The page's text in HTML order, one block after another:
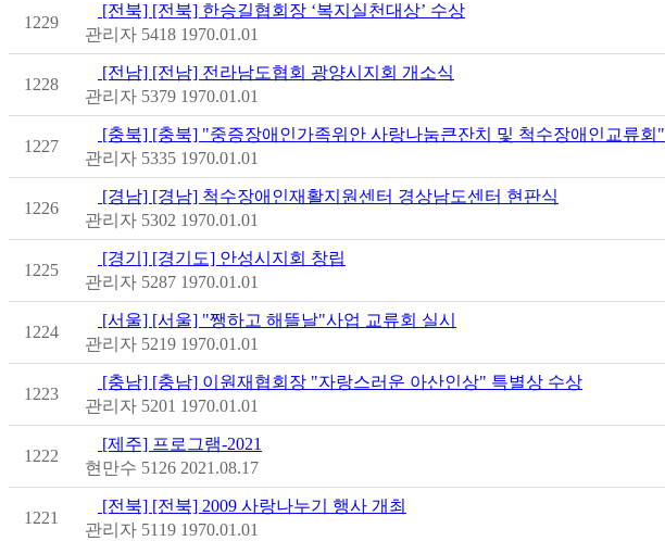
1229
[전북] [전북] 한승길협회장 ‘복지실천대상’ 수상
관리자 5418 1970.01.01
1228
[전남] [전남] 전라남도협회 광양시지회 개소식
관리자 5379 1970.01.01
1227
[충북] [충북] "중증장애인가족위안 사랑나눔큰잔치 및 척수장애인교류회"
관리자 5335 1970.01.01
1226
[경남] [경남] 척수장애인재활지원센터 경상남도센터 현판식
관리자 5302 1970.01.01
1225
[경기] [경기도] 안성시지회 창립
관리자 5287 1970.01.01
1224
[서울] [서울] "쨍하고 해뜰날"사업 교류회 실시
관리자 5219 1970.01.01
1223
[충남] [충남] 이원재협회장 "자랑스러운 아산인상" 특별상 수상
관리자 5201 1970.01.01
1222
[제주] 프로그램-2021
현만수 5126 2021.08.17
1221
[전북] [전북] 2009 사랑나누기 행사 개최
관리자 5119 1970.01.01